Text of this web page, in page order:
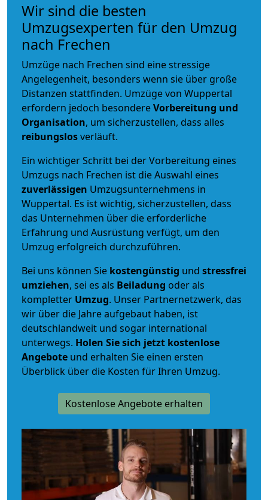
Wir sind die besten
Umzugsexperten für den Umzug
nach Frechen
Umzüge nach Frechen sind eine stressige
Angelegenheit, besonders wenn sie über große
Distanzen stattfinden. Umzüge von Wuppertal
erfordern jedoch besondereVorbereitung und
Organisation, um sicherzustellen, dass alles
reibungslosverläuft.
Ein wichtiger Schritt bei der Vorbereitung eines
Umzugs nach Frechen ist die Auswahl eines
zuverlässigen Umzugsunternehmens in
Wuppertal. Es ist wichtig, sicherzustellen, dass
das Unternehmen über die erforderliche
Erfahrung und Ausrüstung verfügt, um den
Umzug erfolgreich durchzuführen.
Bei uns können Sie kostengünstig und stressfrei
umziehen, sei es als Beiladung oder als
kompletter Umzug. Unser Partnernetzwerk, das
wir über die Jahre aufgebaut haben, ist
deutschlandweit und sogar international
unterwegs. Holen Sie sich jetzt kostenlose
Angebote und erhalten Sie einen ersten
Überblick über die Kosten für Ihren Umzug.
Kostenlose Angebote erhalten